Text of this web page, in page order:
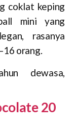
coklat keping
mini yang
rasanya
orang.
dewasa,
20